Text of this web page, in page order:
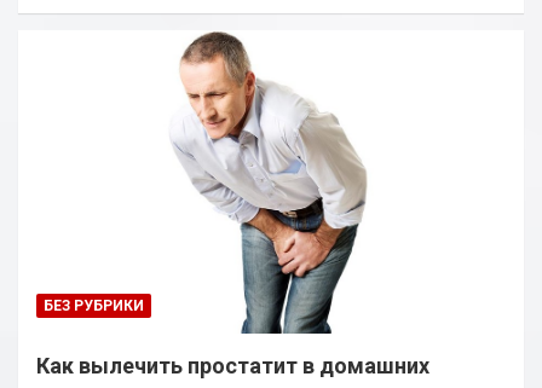
БЕЗ РУБРИКИ
Как вылечить простатит в домашних